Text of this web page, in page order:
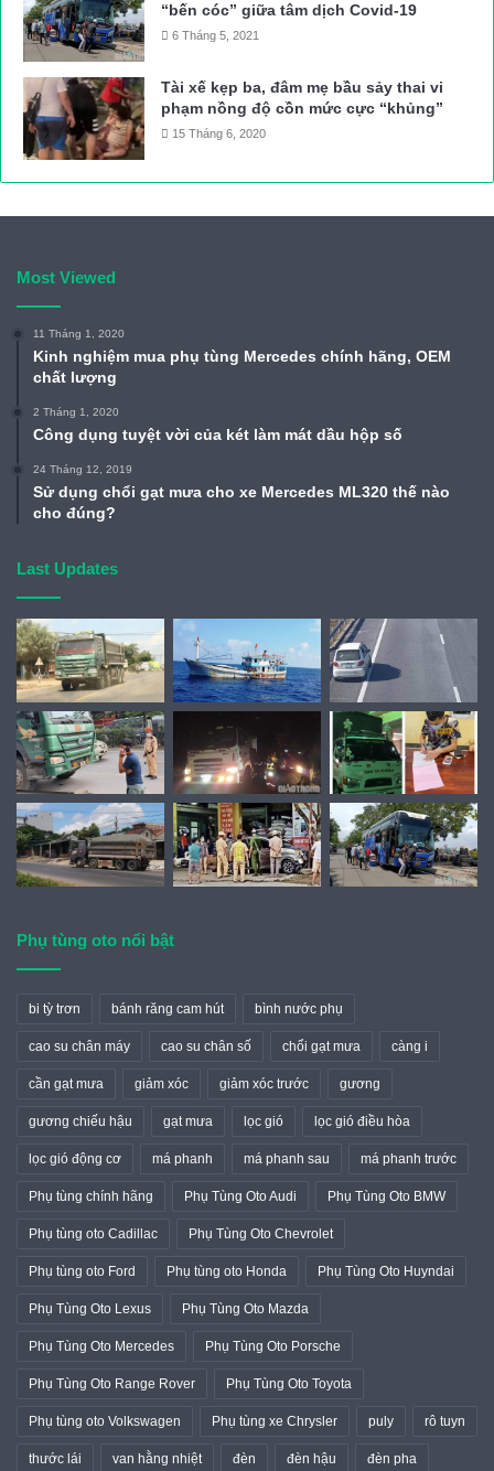
“bến cóc” giữa tâm dịch Covid-19
6 Tháng 5, 2021
Tài xế kẹp ba, đâm mẹ bầu sảy thai vi
phạm nồng độ cồn mức cực “khủng”
15 Tháng 6, 2020
Most Viewed
11 Tháng 1, 2020
Kinh nghiệm mua phụ tùng Mercedes chính hãng, OEM
chất lượng
2 Tháng 1, 2020
Công dụng tuyệt vời của két làm mát dầu hộp số
24 Tháng 12, 2019
Sử dụng chổi gạt mưa cho xe Mercedes ML320 thế nào
cho đúng?
Last Updates
Phụ tùng oto nổi bật
bi tỳ trơn bánh răng cam hút bình nước phụ
cao su chân máy cao su chân số chổi gạt mưa càng i
cần gạt mưa giảm xóc giảm xóc trước gương
gương chiếu hậu gạt mưa lọc gió lọc gió điều hòa
lọc gió động cơ má phanh má phanh sau má phanh trước
Phụ tùng chính hãng Phụ Tùng Oto Audi Phụ Tùng Oto BMW
Phụ tùng oto Cadillac Phụ Tùng Oto Chevrolet
Phụ tùng oto Ford Phụ tùng oto Honda Phụ Tùng Oto Huyndai
Phụ Tùng Oto Lexus Phụ Tùng Oto Mazda
Phụ Tùng Oto Mercedes Phụ Tùng Oto Porsche
Phụ Tùng Oto Range Rover Phụ Tùng Oto Toyota
Phụ tùng oto Volkswagen Phụ tùng xe Chrysler puly rô tuyn
thước lái van hằng nhiệt đèn đèn hậu đèn pha